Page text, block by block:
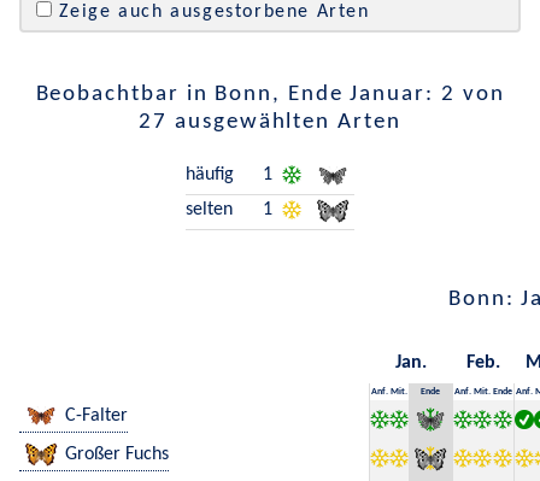
Zeige auch ausgestorbene Arten
Beobachtbar in Bonn, Ende Januar: 2 von
27 ausgewählten Arten
häufig
1
selten
1
Bonn:
Jan. Feb.
Anf. Mit. Ende Anf. Mit. Ende Anf.
C-Falter
Großer Fuchs